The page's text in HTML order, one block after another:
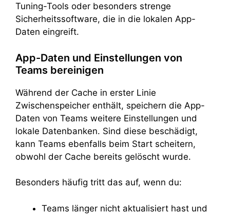
Tuning-Tools oder besonders strenge
Sicherheitssoftware, die in die lokalen App-
Daten eingreift.
App-Daten und Einstellungen von
Teams bereinigen
Während der Cache in erster Linie
Zwischenspeicher enthält, speichern die App-
Daten von Teams weitere Einstellungen und
lokale Datenbanken. Sind diese beschädigt,
kann Teams ebenfalls beim Start scheitern,
obwohl der Cache bereits gelöscht wurde.
Besonders häufig tritt das auf, wenn du:
Teams länger nicht aktualisiert hast und